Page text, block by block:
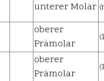
unterer Molar
oberer
Prämolar
oberer
Prämolar